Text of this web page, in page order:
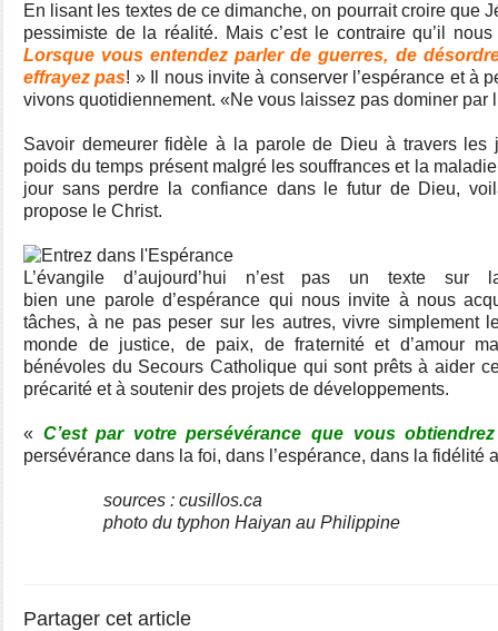
En lisant les textes de ce dimanche, on pourrait croire que
pessimiste de la réalité. Mais c’est le contraire qu’il
Lorsque vous entendez parler de guerres, de
effrayez pas! » Il nous invite à conserver l’espérance et à
vivons quotidiennement. «Ne vous laissez pas dominer par
Savoir demeurer fidèle à la parole de Dieu à travers les
poids du temps présent malgré les souffrances et la
jour sans perdre la confiance dans le futur de Dieu,
propose le Christ.
L’évangile d’aujourd’hui n’est pas un texte
bien une parole d’espérance qui nous invite à nous
tâches, à ne pas peser sur les autres, vivre simplement
monde de justice, de paix, de fraternité et d’amour
bénévoles du Secours Catholique qui sont prêts à aider
précarité et à soutenir des projets de développements.
« C’est par votre persévérance que vous
persévérance dans la foi, dans l’espérance, dans la fidélité
sources : cusillos.ca
photo du typhon Haiyan au Philippine
Partager cet article